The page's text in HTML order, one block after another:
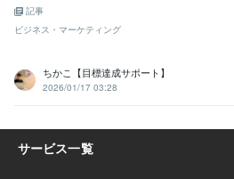
記事
ビジネス・マーケティング
ちかこ【目標達成サポート】
2026/01/17 03:28